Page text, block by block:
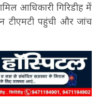
आधिकारी गिरिडीह में
टीएमटी पहुंची और जांच